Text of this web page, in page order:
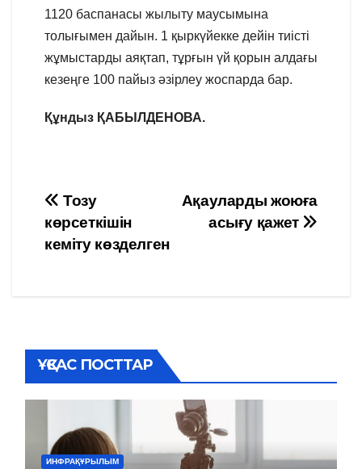
1120 баспанасы жылыту маусымына
толығымен дайын. 1 қыркүйекке дейін тиісті
жұмыстарды аяқтап, тұрғын үй қорын алдағы
кезеңге 100 пайыз әзірлеу жоспарда бар.
Құндыз ҚАБЫЛДЕНОВА.
Навигация
по
Ақауларды жоюға
асығу қажет
Тозу
көрсеткішін
кеміту көзделген
ҰҚСАС ПОСТТАР
ИНФРАҚҰРЫЛЫМ